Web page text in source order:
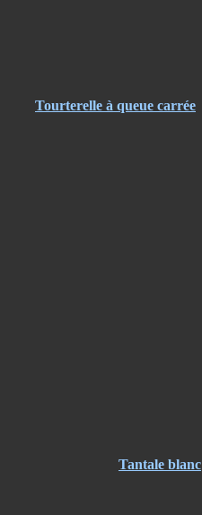
Tourterelle à queue carrée
Tantale blanc